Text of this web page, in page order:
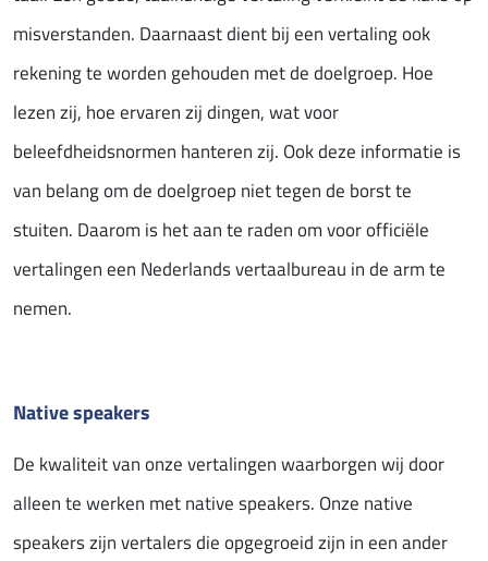
misverstanden. Daarnaast dient bij een vertaling ook
rekening te worden gehouden met de doelgroep. Hoe
lezen zij, hoe ervaren zij dingen, wat voor
beleefdheidsnormen hanteren zij. Ook deze informatie is
van belang om de doelgroep niet tegen de borst te
stuiten. Daarom is het aan te raden om voor officiële
vertalingen een Nederlands vertaalbureau in de arm te
nemen.
Native speakers
De kwaliteit van onze vertalingen waarborgen wij door
alleen te werken met native speakers. Onze native
speakers zijn vertalers die opgegroeid zijn in een ander